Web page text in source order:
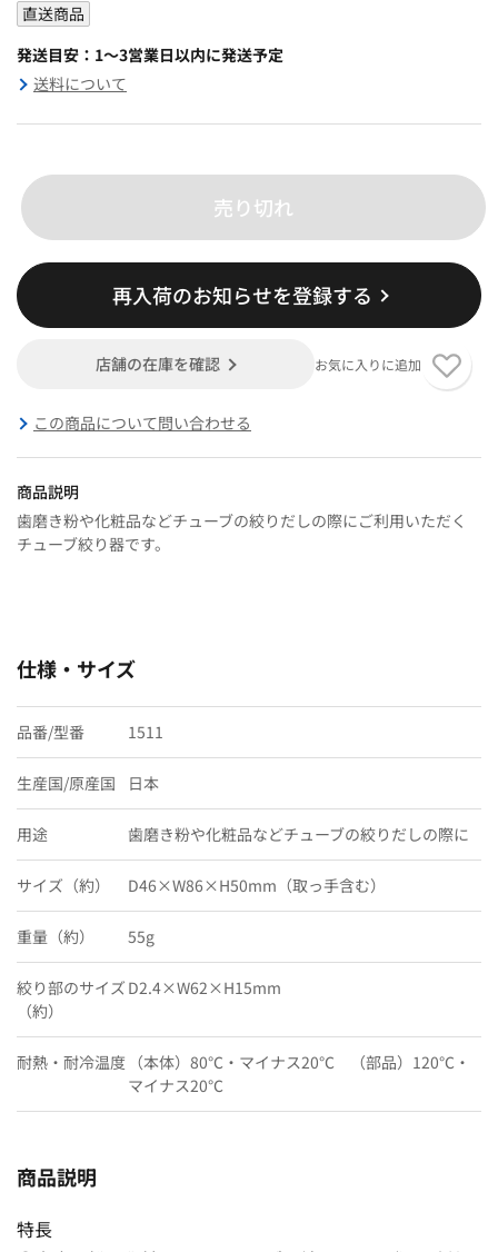
直送商品
発送目安：1～3営業日以内に発送予定
送料について
売り切れ
再入荷のお知らせを登録する
店舗の在庫を確認 お気に入りに追加
この商品について問い合わせる
商品説明
歯磨き粉や化粧品などチューブの絞りだしの際にご利用いただく
チューブ絞り器です。
仕様・サイズ
品番/型番 1511
生産国/原産国 日本
用途 歯磨き粉や化粧品などチューブの絞りだしの際に
サイズ（約） D46×W86×H50mm（取っ手含む）
重量（約） 55g
絞り部のサイズ
（約）
D2.4×W62×H15mm
耐熱・耐冷温度 （本体）80℃・マイナス20℃ （部品）120℃・
マイナス20℃
商品説明
特長